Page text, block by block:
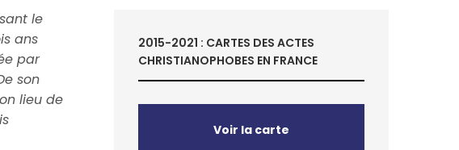
le
ans
par
son
lieu de
2015-2021 : CARTES DES ACTES
CHRISTIANOPHOBES EN FRANCE
Voir la carte